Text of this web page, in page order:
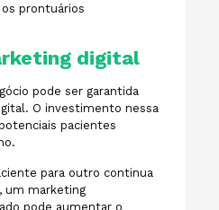
prontuários
digital
pode ser garantida
O investimento nessa
pacientes
para outro continua
um marketing
pode aumentar o